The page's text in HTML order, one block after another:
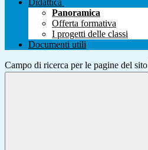
Didattica
Panoramica
Offerta formativa
I progetti delle classi
Documenti utili
Campo di ricerca per le pagine del sito